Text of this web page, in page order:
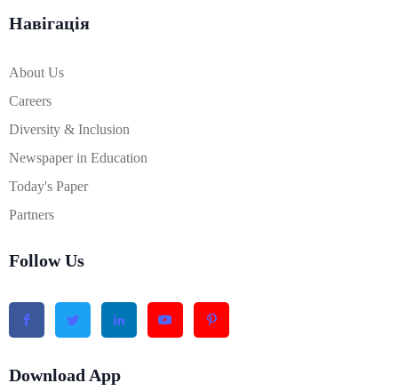
Навігація
About Us
Careers
Diversity & Inclusion
Newspaper in Education
Today's Paper
Partners
Follow Us
Download App